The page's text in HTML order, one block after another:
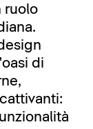
ruolo
di